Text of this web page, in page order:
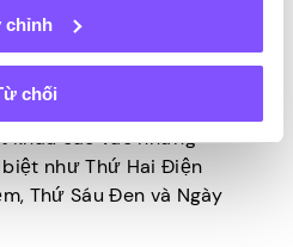
chỉnh
chối
một danh sách và đợi
được các giao dịch
khấu cao vào những
như Thứ Hai Điện
Thứ Sáu Đen và Ngày